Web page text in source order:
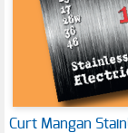
Curt Mangan